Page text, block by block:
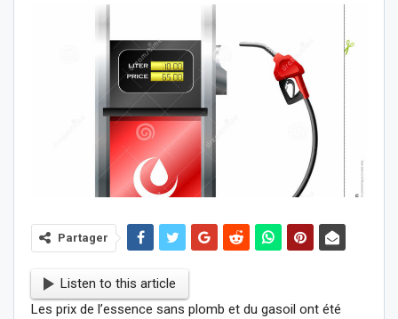
Partager
Listen to this article
Les prix de l’essence sans plomb et du gasoil ont été